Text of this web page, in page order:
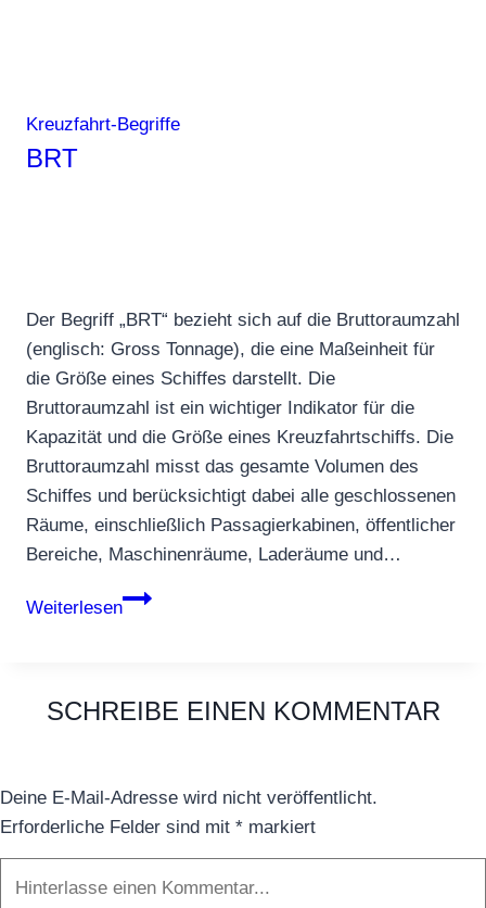
Kreuzfahrt-Begriffe
BRT
Der Begriff „BRT“ bezieht sich auf die Bruttoraumzahl
(englisch: Gross Tonnage), die eine Maßeinheit für
die Größe eines Schiffes darstellt. Die
Bruttoraumzahl ist ein wichtiger Indikator für die
Kapazität und die Größe eines Kreuzfahrtschiffs. Die
Bruttoraumzahl misst das gesamte Volumen des
Schiffes und berücksichtigt dabei alle geschlossenen
Räume, einschließlich Passagierkabinen, öffentlicher
Bereiche, Maschinenräume, Laderäume und…
Weiterlesen
BRT
SCHREIBE EINEN KOMMENTAR
Deine E-Mail-Adresse wird nicht veröffentlicht.
Erforderliche Felder sind mit * markiert